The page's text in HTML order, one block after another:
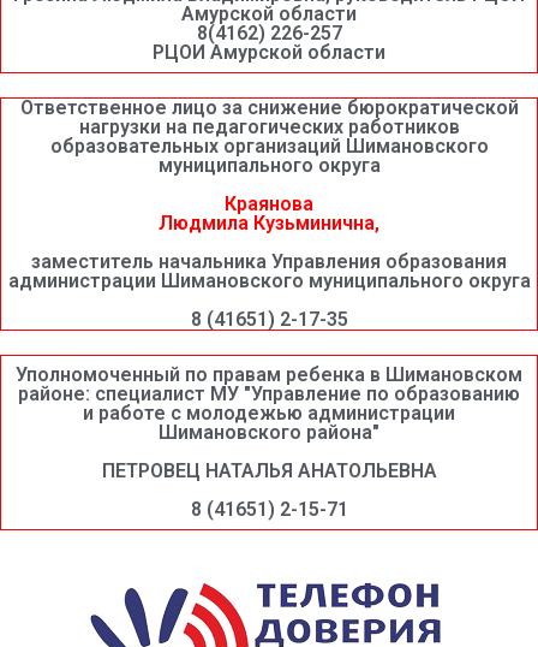
Амурской области
8(4162) 226-257
РЦОИ Амурской области
Ответственное лицо за снижение бюрократической
нагрузки на педагогических работников
образовательных организаций Шимановского
муниципального округа
Краянова
Людмила Кузьминична,
заместитель начальника Управления образования
администрации Шимановского муниципального округа
8 (41651) 2-17-35
Уполномоченный по правам ребенка в Шимановском
районе: специалист МУ "Управление по образованию
и работе с молодежью администрации
Шимановского района"
ПЕТРОВЕЦ НАТАЛЬЯ АНАТОЛЬЕВНА
8 (41651) 2-15-71